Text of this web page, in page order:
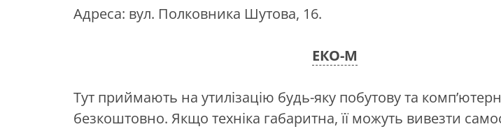
Адреса: вул. Полковника Шутова, 16.
ЕКО-М
Тут приймають на утилізацію будь-яку побутову та
безкоштовно. Якщо техніка габаритна, її можуть вивезти